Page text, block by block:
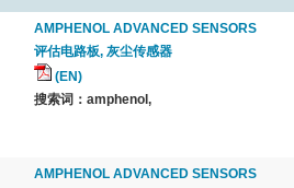
AMPHENOL ADVANCED SENSORS
评估电路板, 灰尘传感器
(EN)
搜索词：amphenol,
AMPHENOL ADVANCED SENSORS